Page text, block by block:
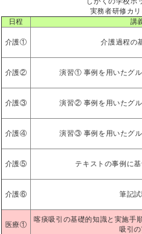
実務者研修カ
日程
講
介護① 介護過程の
介護② 演習① 事例を用いたグ
介護③ 演習② 事例を用いたグ
介護④ 演習③ 事例を用いたグ
介護⑤ テキストの事例に
介護⑥ 筆記
医療①
喀痰吸引の基礎的知識と実施手
吸引